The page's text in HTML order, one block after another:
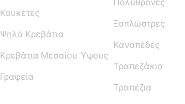
Κουκέτες
Ψηλά Κρεβάτια
Κρεβάτια Μεσαίου Ύψους
Γραφεία
Πολυθρόνες
Ξαπλώστρες
Καναπέδες
Τραπεζάκια
Τραπέζια